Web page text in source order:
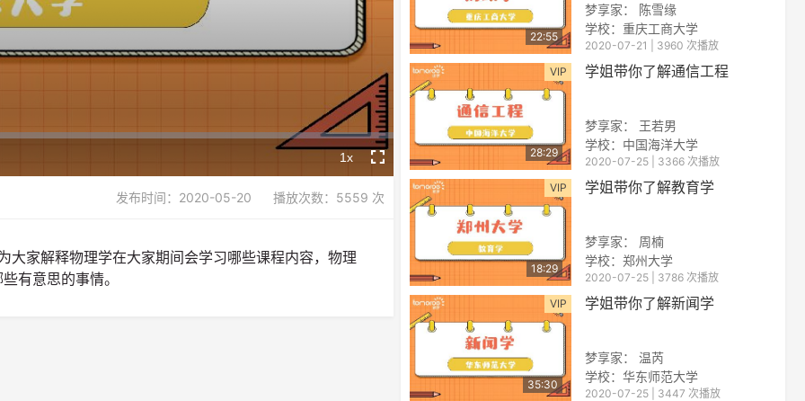
Playback
Rate
1x Fullscreen
发布时间：2020-05-20 播放次数：5559 次
大家解释物理学在大家期间会学习哪些课程内容，物理
有意思的事情。
22:55
梦享家： 陈雪缘
学校：重庆工商大学
2020-07-21 | 3960 次播放
VIP
28:29
学姐带你了解通信工程
梦享家： 王若男
学校：中国海洋大学
2020-07-25 | 3366 次播放
VIP
18:29
学姐带你了解教育学
梦享家： 周楠
学校：郑州大学
2020-07-25 | 3786 次播放
VIP
35:30
学姐带你了解新闻学
梦享家： 温芮
学校：华东师范大学
2020-07-25 | 3447 次播放